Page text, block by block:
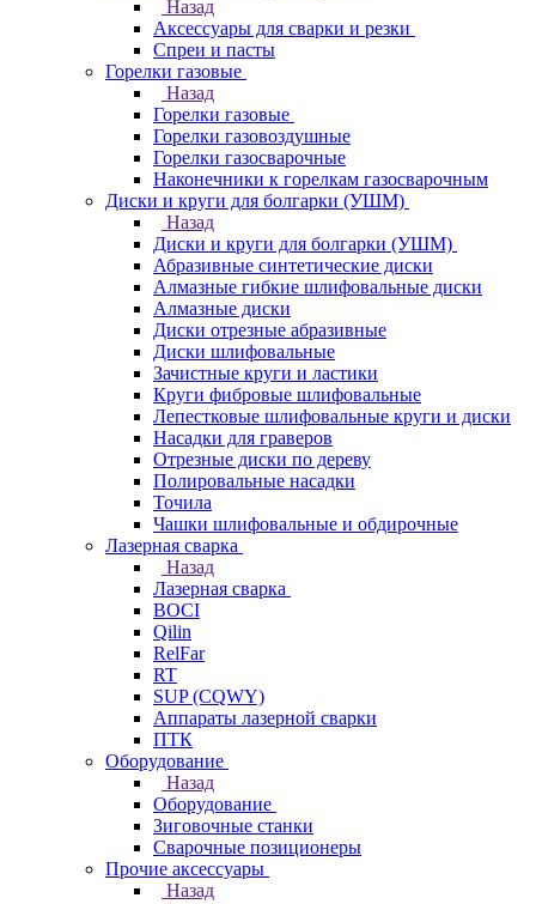
Назад
Аксессуары для сварки и резки
Спреи и пасты
Горелки газовые
Назад
Горелки газовые
Горелки газовоздушные
Горелки газосварочные
Наконечники к горелкам газосварочным
Диски и круги для болгарки (УШМ)
Назад
Диски и круги для болгарки (УШМ)
Абразивные синтетические диски
Алмазные гибкие шлифовальные диски
Алмазные диски
Диски отрезные абразивные
Диски шлифовальные
Зачистные круги и ластики
Круги фибровые шлифовальные
Лепестковые шлифовальные круги и диски
Насадки для граверов
Отрезные диски по дереву
Полировальные насадки
Точила
Чашки шлифовальные и обдирочные
Лазерная сварка
Назад
Лазерная сварка
BOCI
Qilin
RelFar
RT
SUP (CQWY)
Аппараты лазерной сварки
ПТК
Оборудование
Назад
Оборудование
Зиговочные станки
Сварочные позиционеры
Прочие аксессуары
Назад